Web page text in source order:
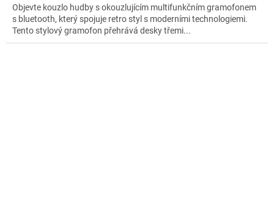
Objevte kouzlo hudby s okouzlujícím multifunkčním gramofonem
s bluetooth, který spojuje retro styl s moderními technologiemi.
Tento stylový gramofon přehrává desky třemi...